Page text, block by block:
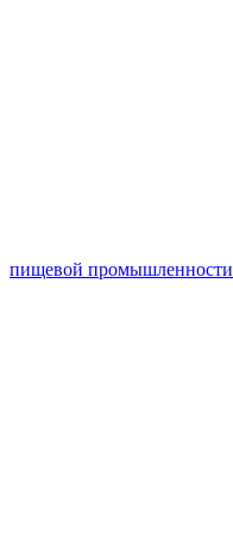
пищевой промышленности